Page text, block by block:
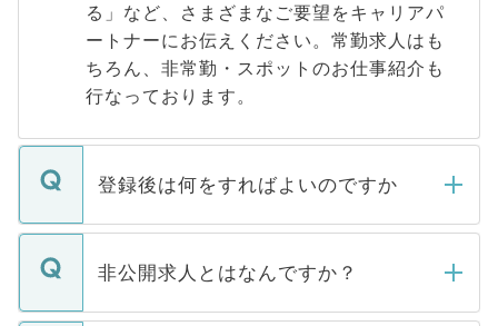
る」など、さまざまなご要望をキャリアパ
ートナーにお伝えください。常勤求人はも
ちろん、非常勤・スポットのお仕事紹介も
行なっております。
登録後は何をすればよいのですか
ご登録いただきましたら、弊社担当者がご
登録内容を確認し、その後メールもしくは
非公開求人とはなんですか？